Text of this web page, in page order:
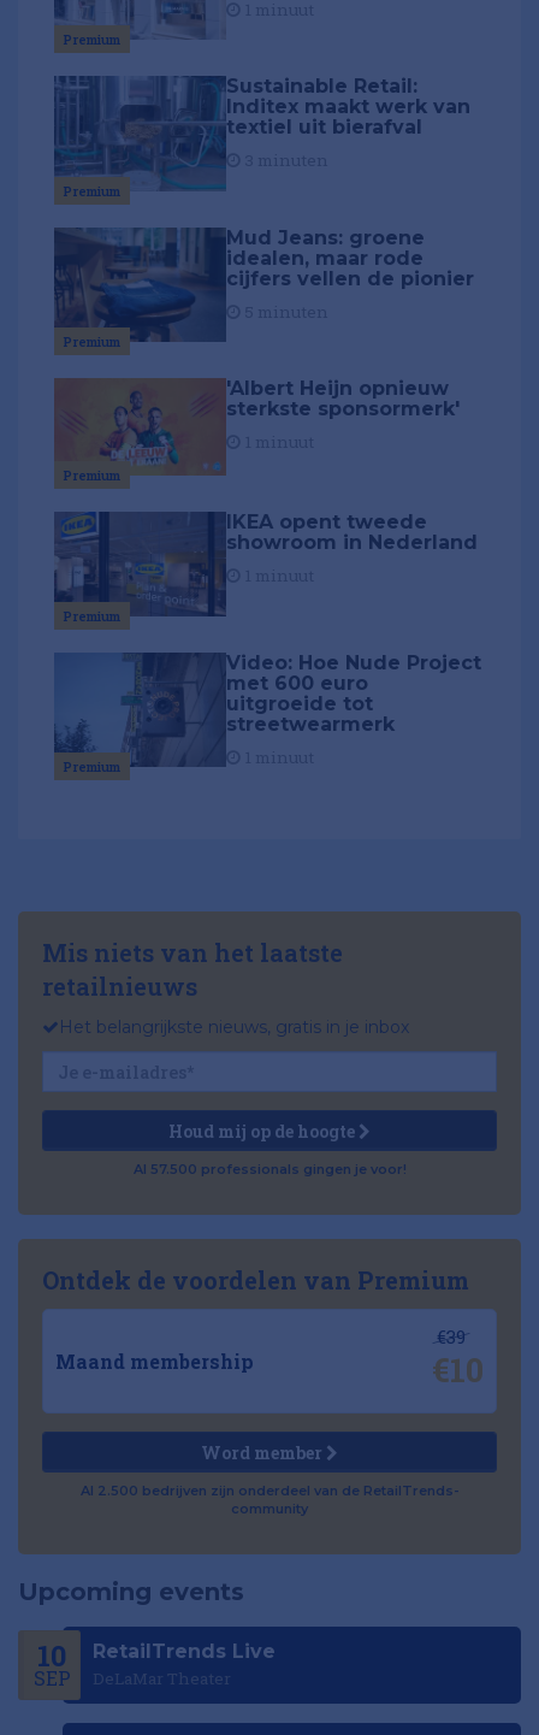
Premium
Premium
Sustainable Retail:
Inditex maakt werk van
textiel uit bierafval
Premium
Mud Jeans: groene
idealen, maar rode
cijfers vellen de pionier
Premium
'Albert Heijn opnieuw
sterkste sponsormerk'
Premium
IKEA opent tweede
showroom in Nederland
Premium
Video: Hoe Nude Project
met 600 euro
uitgroeide tot
streetwearmerk
Mis niets van het laatste
retailnieuws
Het belangrijkste nieuws, gratis in je inbox
Houd mij op de hoogte
Al 57.500 professionals gingen je voor!
Ontdek de voordelen van Premium
Maand membership
€39
€10
Word member
Al 2.500 bedrijven zijn onderdeel van de RetailTrends-
community
Upcoming events
10
SEP
RetailTrends Live
DeLaMar Theater